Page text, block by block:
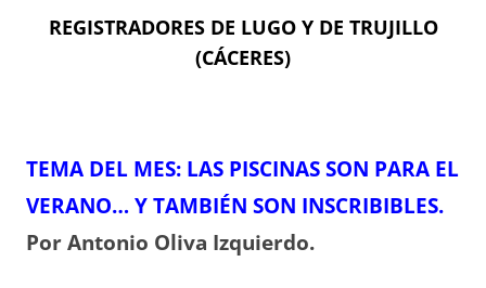
REGISTRADORES DE LUGO Y DE TRUJILLO
(CÁCERES)
TEMA DEL MES: LAS PISCINAS SON PARA EL
VERANO… Y TAMBIÉN SON INSCRIBIBLES.
Por Antonio Oliva Izquierdo.